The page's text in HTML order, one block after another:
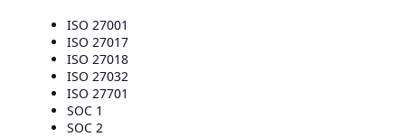
ISO 27001
ISO 27017
ISO 27018
ISO 27032
ISO 27701
SOC 1
SOC 2